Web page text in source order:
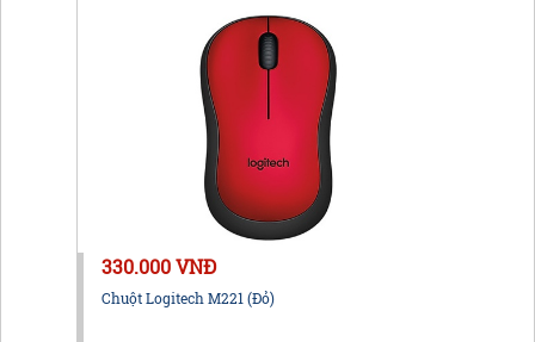
330.000 VNĐ
Chuột Logitech M221 (Đỏ)